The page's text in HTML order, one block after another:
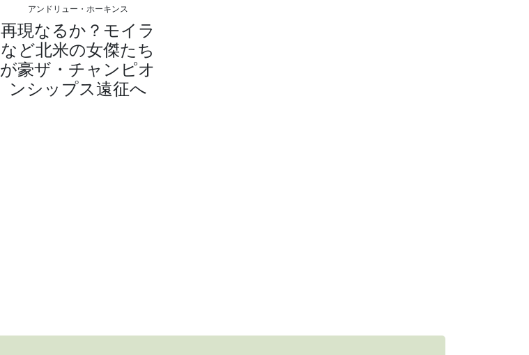
アンドリュー・ホーキンス
再現なるか？モイラ
など北米の女傑たち
が豪ザ・チャンピオ
ンシップス遠征へ